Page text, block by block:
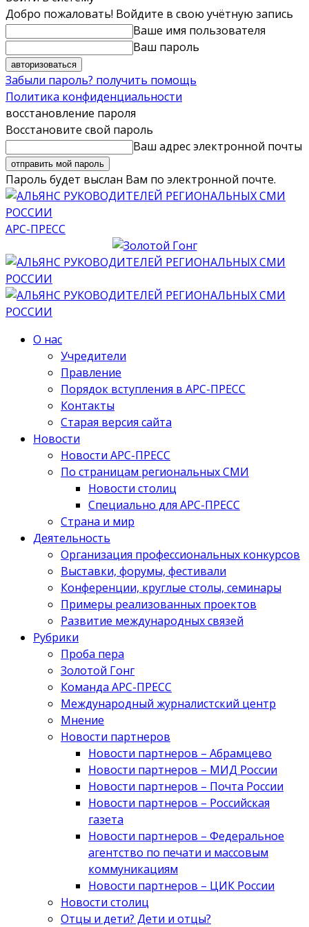
Добро пожаловать! Войдите в свою учётную запись
Ваше имя пользователя
Ваш пароль
Забыли пароль? получить помощь
Политика конфиденциальности
восстановление пароля
Восстановите свой пароль
Ваш адрес электронной почты
Пароль будет выслан Вам по электронной почте.
АРС-ПРЕСС
О нас
Учредители
Правление
Порядок вступления в АРС-ПРЕСС
Контакты
Старая версия сайта
Новости
Новости АРС-ПРЕСС
По страницам региональных СМИ
Новости столиц
Специально для АРС-ПРЕСС
Страна и мир
Деятельность
Организация профессиональных конкурсов
Выставки, форумы, фестивали
Конференции, круглые столы, семинары
Примеры реализованных проектов
Развитие международных связей
Рубрики
Проба пера
Золотой Гонг
Команда АРС-ПРЕСС
Международный журналистский центр
Мнение
Новости партнеров
Новости партнеров – Абрамцево
Новости партнеров – МИД России
Новости партнеров – Почта России
Новости партнеров – Российская
газета
Новости партнеров – Федеральное
агентство по печати и массовым
коммуникациям
Новости партнеров – ЦИК России
Новости столиц
Отцы и дети? Дети и отцы?